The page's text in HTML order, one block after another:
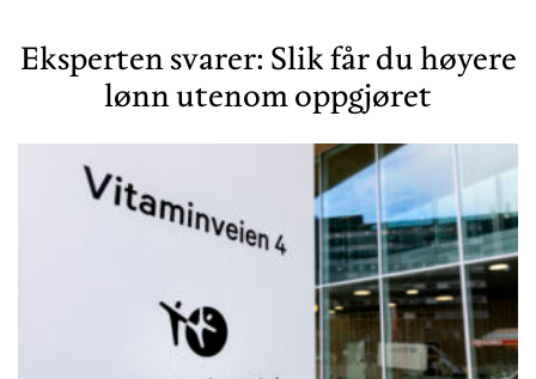
Eksperten svarer: Slik får du høyere
lønn utenom oppgjøret